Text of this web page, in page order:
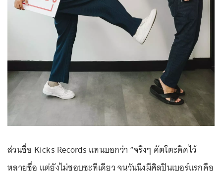
ส่วนชื่อ Kicks Records แทนบอกว่า “จริงๆ คัตโตะคิดไว้
หลายชื่อ แต่ยังไม่ชอบซะทีเดียว จนวันนึงมีศิลปินเบอร์แรกคือ